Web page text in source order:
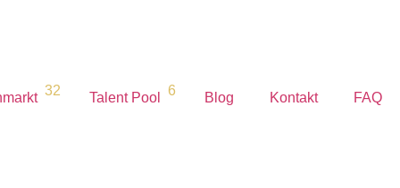
32 Talent Pool 6 Blog Kontakt FAQ